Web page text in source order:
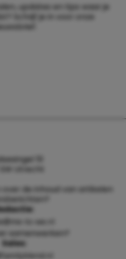
updates en tips waar je
Schrijf je in voor onze
51
SW Utrecht
de inhoud van artikelen
to-we.nl
samenwerken?
Sales: